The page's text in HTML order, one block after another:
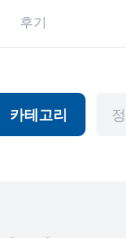
후기
카테고리